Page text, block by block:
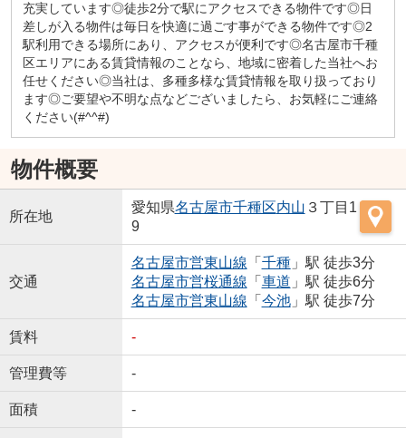
充実しています◎徒歩2分で駅にアクセスできる物件です◎日
差しが入る物件は毎日を快適に過ごす事ができる物件です◎2
駅利用できる場所にあり、アクセスが便利です◎名古屋市千種
区エリアにある賃貸情報のことなら、地域に密着した当社へお
任せください◎当社は、多種多様な賃貸情報を取り扱っており
ます◎ご要望や不明な点などございましたら、お気軽にご連絡
ください(#^^#)
物件概要
所在地
愛知県名古屋市千種区内山 ３丁目1
9
交通
名古屋市営東山線 「 千種」駅 徒歩3分
名古屋市営桜通線 「 車道 」駅 徒歩6分
名古屋市営東山線 「 今池」駅 徒歩7分
賃料 -
管理費等 -
面積 -